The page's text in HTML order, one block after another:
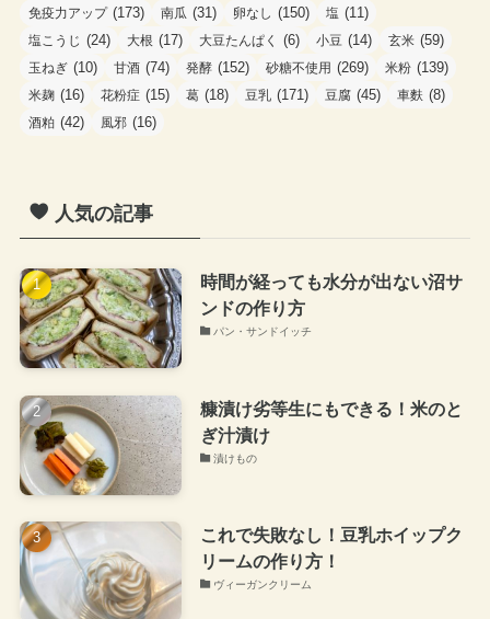
免疫力アップ(173) 南瓜 (31) 卵なし (150) 塩 (11)
塩こうじ (24) 大根 (17) 大豆たんぱく (6) 小豆 (14) 玄米 (59)
玉ねぎ (10) 甘酒 (74) 発酵 (152) 砂糖不使用 (269) 米粉 (139)
米麹 (16) 花粉症 (15) 葛 (18) 豆乳 (171) 豆腐 (45) 車麩 (8)
酒粕 (42) 風邪 (16)
人気の記事
時間が経っても水分が出ない沼サ
ンドの作り方
パン・サンドイッチ
糠漬け劣等生にもできる！米のと
ぎ汁漬け
漬けもの
これで失敗なし！豆乳ホイップク
リームの作り方！
ヴィーガンクリーム